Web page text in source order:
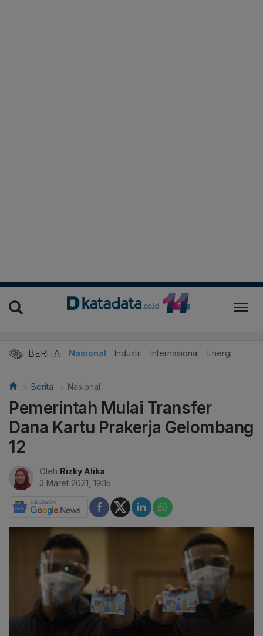
BERITA Nasional Industri Internasional Energi
Berita Nasional
Pemerintah Mulai Transfer
Dana Kartu Prakerja Gelombang
12
Oleh Rizky Alika
3 Maret 2021, 19:15